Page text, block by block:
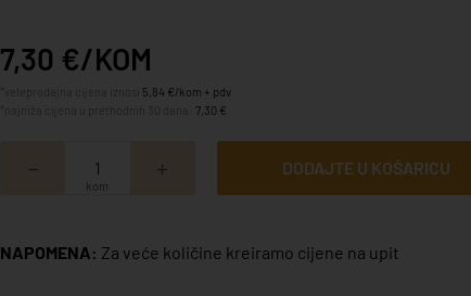
7,30 €/KOM
5,84 €/kom + pdv
7,30 €
kom
DODAJTE U KOŠARICU
NAPOMENA: Za veće količine kreiramo cijene na upit